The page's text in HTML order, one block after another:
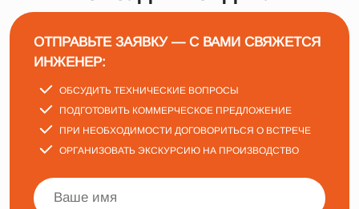
ОТПРАВЬТЕ ЗАЯВКУ — С ВАМИ СВЯЖЕТСЯ
ИНЖЕНЕР:
ОБСУДИТЬ ТЕХНИЧЕСКИЕ ВОПРОСЫ
ПОДГОТОВИТЬ КОММЕРЧЕСКОЕ ПРЕДЛОЖЕНИЕ
ПРИ НЕОБХОДИМОСТИ ДОГОВОРИТЬСЯ О ВСТРЕЧЕ
ОРГАНИЗОВАТЬ ЭКСКУРСИЮ НА ПРОИЗВОДСТВО